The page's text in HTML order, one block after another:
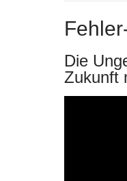
Die
Zukunft